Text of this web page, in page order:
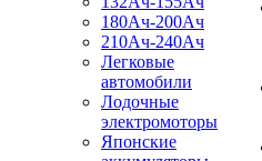
180Ач-200Ач
210Ач-240Ач
Легковые
автомобили
Лодочные
электромоторы
Японские